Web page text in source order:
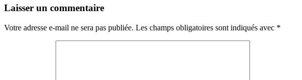
Laisser un commentaire
Votre adresse e-mail ne sera pas publiée. Les champs obligatoires sont indiqués avec *